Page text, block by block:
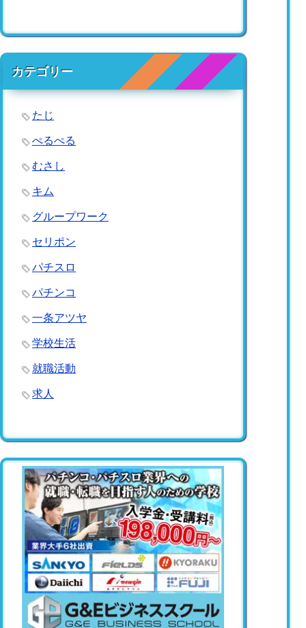
カテゴリー
たじ
ぺるぺる
むさし
キム
グループワーク
セリポン
パチスロ
パチンコ
一条アツヤ
学校生活
就職活動
求人